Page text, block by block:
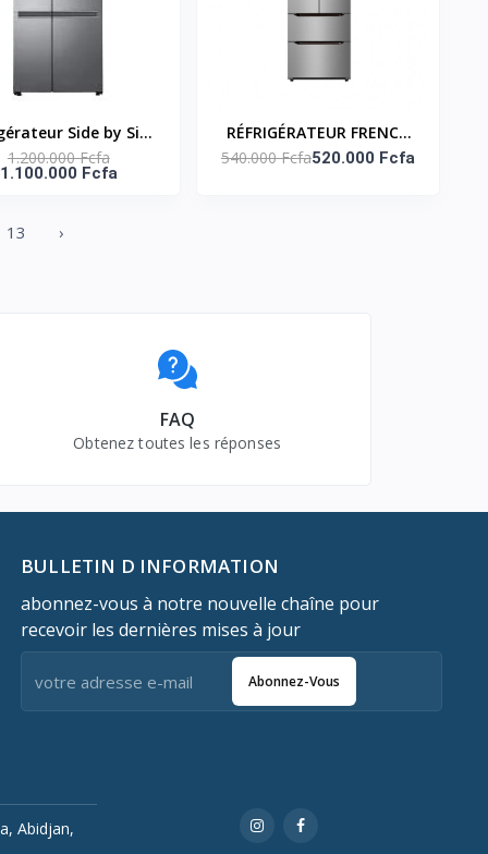
Side by Side
Smart
|Flux d’air
B257JLYL
1.200.000 Fcfa
1.100.000 Fcfa
RÉFRIGÉRATEUR FRENCH
DOOR 348 LITRES - 2
540.000 Fcfa520.000 Fcfa
13 ›
FAQ
Obtenez toutes les réponses
BULLETIN D INFORMATION
abonnez-vous à notre nouvelle chaîne pour
recevoir les dernières mises à jour
Abonnez-Vous
Abidjan,